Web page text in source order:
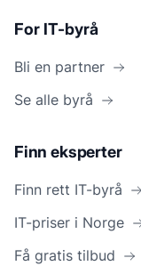
For IT-byrå
Bli en partner
Se alle byrå
Finn eksperter
Finn rett IT-byrå
IT-priser i Norge
Få gratis tilbud